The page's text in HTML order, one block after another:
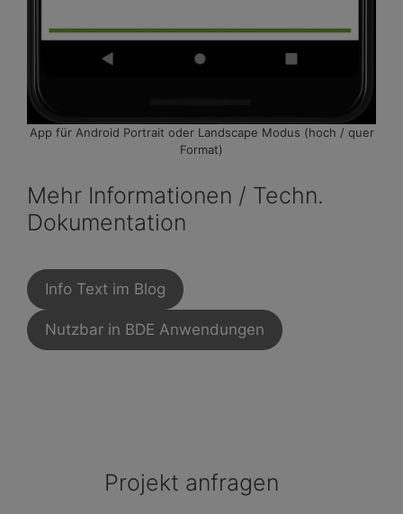
App für Android Portrait oder Landscape Modus (hoch / quer
Format)
Mehr Informationen / Techn.
Dokumentation
Info Text im Blog
Nutzbar in BDE Anwendungen
Projekt anfragen